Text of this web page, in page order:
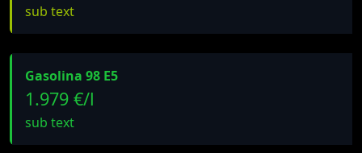
sub text
Gasolina 98 E5
1.979 €/l
sub text